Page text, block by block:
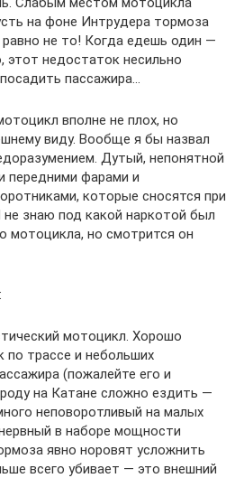
на фоне Интрудера тормоза
равно не то! Когда едешь один —
этот недостаток несильно
пассажира…
вполне не плох, но
виду. Вообще я бы назвал
Дутый, непонятной
передними фарами и
которые сносятся при
знаю под какой наркотой был
мотоцикла, но смотрится он
мотоцикл. Хорошо
по трассе и небольших
(пожалейте его и
на Катане сложно ездить —
неповоротливый на малых
в наборе мощности
явно норовят усложнить
всего убивает — это внешний